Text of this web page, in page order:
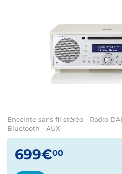
Enceinte sans fil stéréo - Radio
Bluetooth - AUX
699€00